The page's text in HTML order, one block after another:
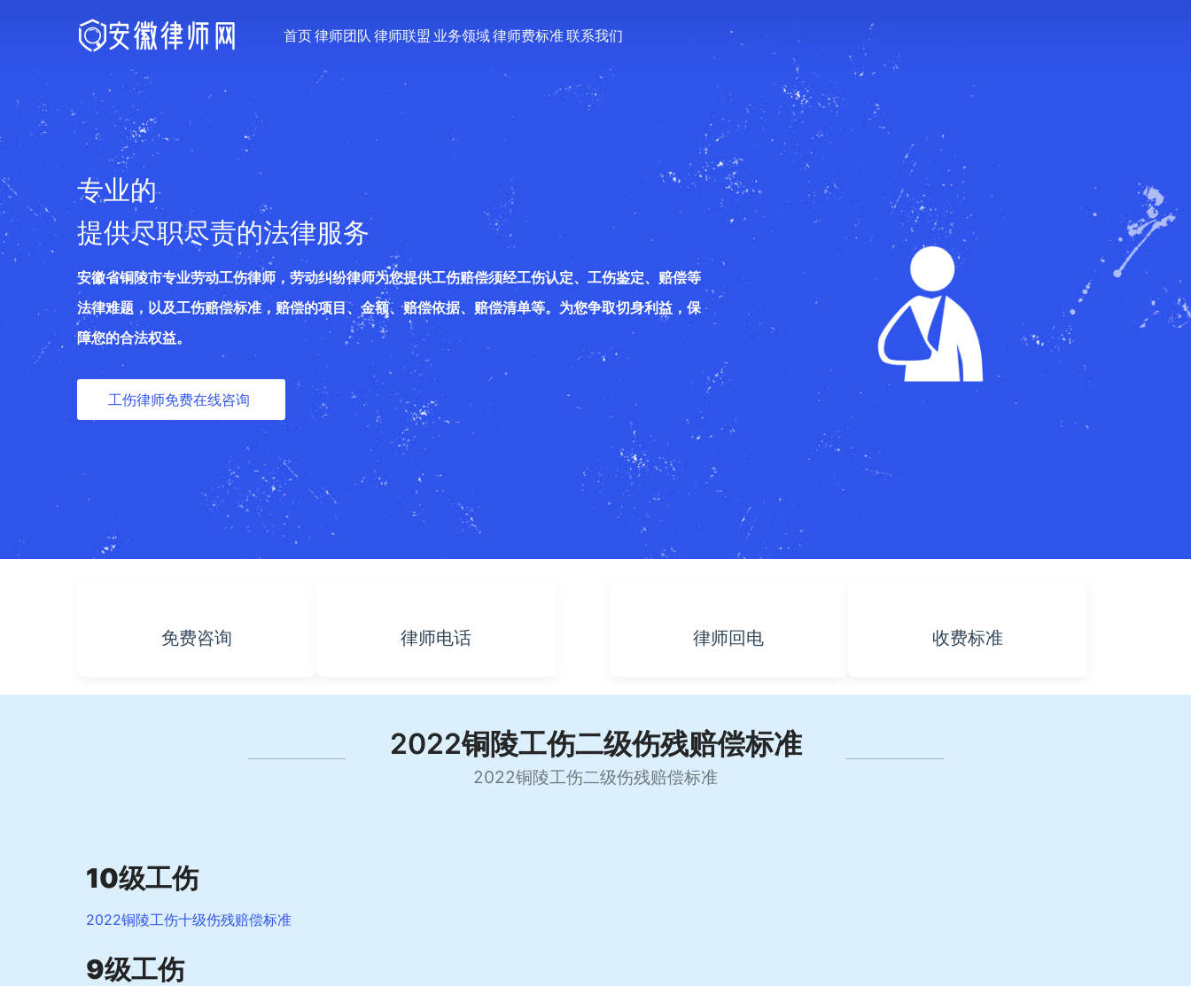
首页律师团队 律师联盟 业务领域律师费标准联系我们
专业的
提供尽职尽责的法律服务
安徽省铜陵市专业劳动工伤律师，劳动纠纷律师为您提供工伤赔偿须经工伤认定、工伤鉴定、赔偿等
法律难题，以及工伤赔偿标准，赔偿的项目、金额、赔偿依据、赔偿清单等。为您争取切身利益，保
障您的合法权益。
工伤律师免费在线咨询
免费咨询 律师电话 律师回电 收费标准
2022铜陵工伤二级伤残赔偿标准
2022铜陵工伤二级伤残赔偿标准
10级工伤
2022铜陵工伤十级伤残赔偿标准
9级工伤